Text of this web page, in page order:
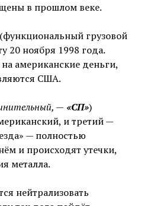
в прошлом веке.
грузовой
20 ноября 1998 года.
американские деньги,
США.
— «СП»)
и третий —
— полностью
и происходят утечки,
металла.
нейтрализовать